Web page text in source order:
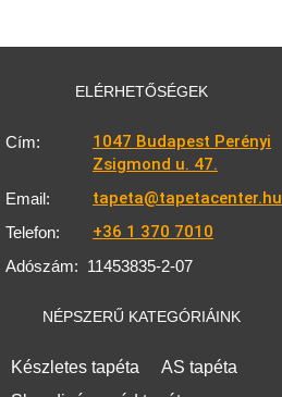
ELÉRHETŐSÉGEK
Cím:
1047 Budapest Perényi
Zsigmond u. 47.
Email: tapeta@tapetacenter.hu
Telefon: +36 1 370 7010
Adószám: 11453835-2-07
NÉPSZERŰ KATEGÓRIÁINK
Készletes tapéta
AS tapéta